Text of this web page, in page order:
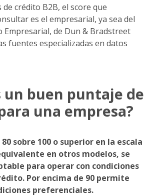
de crédito B2B, el score que
es el empresarial, ya sea del
Empresarial, de Dun & Bradstreet
fuentes especializadas en datos
un buen puntaje de
una empresa?
sobre 100 o superior en la escala
en otros modelos, se
para operar con condiciones
Por encima de 90 permite
preferenciales.